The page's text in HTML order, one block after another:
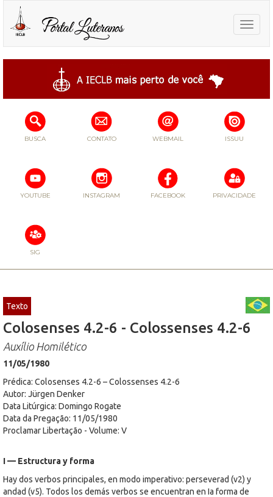
Toggle
BUSCA CONTATO WEBMAIL ISSUU
YOUTUBE INSTAGRAM FACEBOOK PRIVACIDADE
SIG
Texto
Colosenses 4.2-6 - Colossenses 4.2-6
Auxílio Homilético
11/05/1980
Prédica: Colosenses 4.2-6 – Colossenses 4.2-6
Autor: Jürgen Denker
Data Litúrgica: Domingo Rogate
Data da Pregação: 11/05/1980
Proclamar Libertação - Volume: V
I — Estructura y forma
Hay dos verbos principales, en modo imperativo: perseverad (v2) y
andad (v5). Todos los demás verbos se encuentran en Ia forma de